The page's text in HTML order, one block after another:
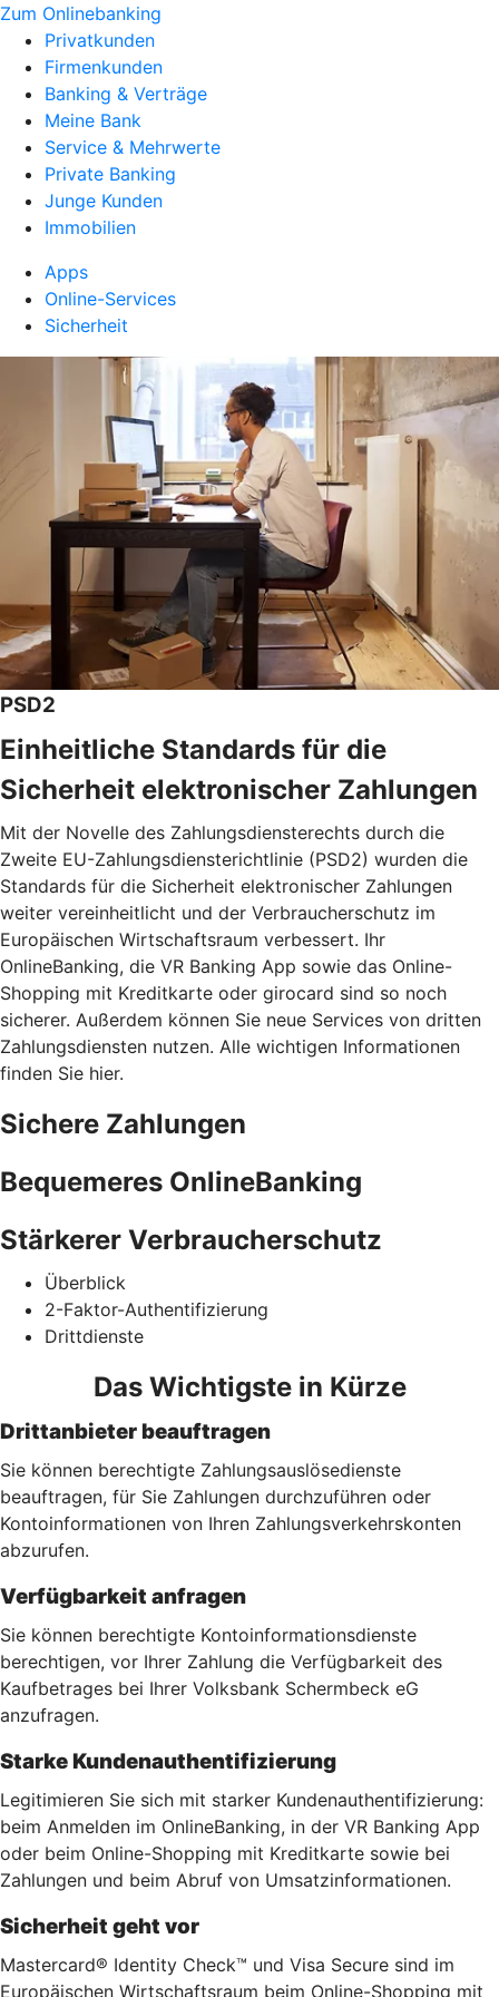
Zum Onlinebanking
Privatkunden
Firmenkunden
Banking & Verträge
Meine Bank
Service & Mehrwerte
Private Banking
Junge Kunden
Immobilien
Apps
Online-Services
Sicherheit
PSD2
Einheitliche Standards für die
Sicherheit elektronischer Zahlungen
Mit der Novelle des Zahlungsdiensterechts durch die
Zweite EU-Zahlungsdiensterichtlinie (PSD2) wurden die
Standards für die Sicherheit elektronischer Zahlungen
weiter vereinheitlicht und der Verbraucherschutz im
Europäischen Wirtschaftsraum verbessert. Ihr
OnlineBanking, die VR Banking App sowie das Online-
Shopping mit Kreditkarte oder girocard sind so noch
sicherer. Außerdem können Sie neue Services von dritten
Zahlungsdiensten nutzen. Alle wichtigen Informationen
finden Sie hier.
Sichere Zahlungen
Bequemeres OnlineBanking
Stärkerer Verbraucherschutz
Überblick
2-Faktor-Authentifizierung
Drittdienste
Das Wichtigste in Kürze
Drittanbieter beauftragen
Sie können berechtigte Zahlungsauslösedienste
beauftragen, für Sie Zahlungen durchzuführen oder
Kontoinformationen von Ihren Zahlungsverkehrskonten
abzurufen.
Verfügbarkeit anfragen
Sie können berechtigte Kontoinformationsdienste
berechtigen, vor Ihrer Zahlung die Verfügbarkeit des
Kaufbetrages bei Ihrer Volksbank Schermbeck eG
anzufragen.
Starke Kundenauthentifizierung
Legitimieren Sie sich mit starker Kundenauthentifizierung:
beim Anmelden im OnlineBanking, in der VR Banking App
oder beim Online-Shopping mit Kreditkarte sowie bei
Zahlungen und beim Abruf von Umsatzinformationen.
Sicherheit geht vor
Mastercard® Identity Check™ und Visa Secure sind im
Europäischen Wirtschaftsraum beim Online-Shopping mit